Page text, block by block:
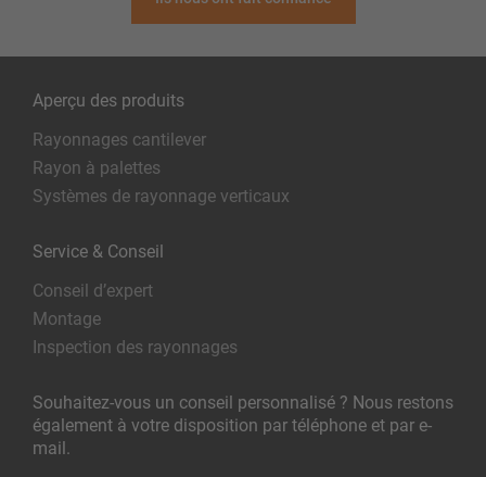
Aperçu des produits
Rayonnages cantilever
Rayon à palettes
Systèmes de rayonnage verticaux
Service & Conseil
Conseil d’expert
Montage
Inspection des rayonnages
Souhaitez-vous un conseil personnalisé ? Nous restons
également à votre disposition par téléphone et par e-
mail.